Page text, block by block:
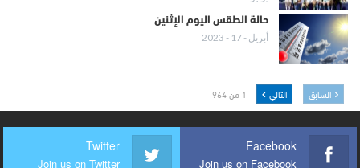
حالة الطقس اليوم الإثنين
أبريل - 17 - 2023
السابق التالي 1 من 964
Facebook
Join us on Facebook
Twitter
Join us on Twitter